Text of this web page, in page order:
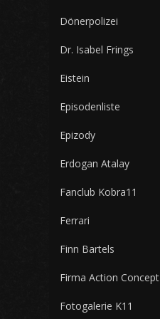
Dönerpolizei
Dr. Isabel Frings
Eistein
Episodenliste
Epizody
Erdogan Atalay
Fanclub Kobra11
Ferrari
Finn Bartels
Firma Action Concept
Fotogalerie K11